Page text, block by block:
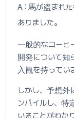
A : 馬が盗まれ
ありました。
一般的なコーヒ
開発について知
入観を持ってい
しかし、予想外
ンパイルし、特
いることがわか